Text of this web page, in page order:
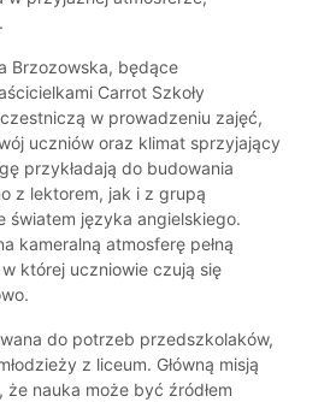
Brzozowska, będące
Carrot Szkoły
w prowadzeniu zajęć,
uczniów oraz klimat sprzyjający
przykładają do budowania
z lektorem, jak i z grupą
światem języka angielskiego.
kameralną atmosferę pełną
której uczniowie czują się
do potrzeb przedszkolaków,
z liceum. Główną misją
nauka może być źródłem